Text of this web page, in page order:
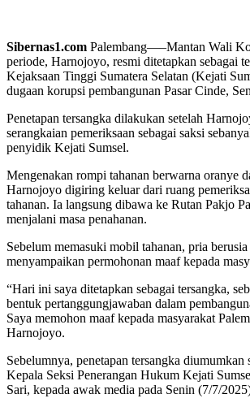
Sibernas1.com Palembang—–Mantan Wali
periode, Harnojoyo, resmi ditetapkan sebagai
Kejaksaan Tinggi Sumatera Selatan (Kejati
dugaan korupsi pembangunan Pasar Cinde,
Penetapan tersangka dilakukan setelah
serangkaian pemeriksaan sebagai saksi
penyidik Kejati Sumsel.
Mengenakan rompi tahanan berwarna oranye
Harnojoyo digiring keluar dari ruang
tahanan. Ia langsung dibawa ke Rutan Pakjo
menjalani masa penahanan.
Sebelum memasuki mobil tahanan, pria
menyampaikan permohonan maaf kepada
“Hari ini saya ditetapkan sebagai tersangka,
bentuk pertanggungjawaban dalam
Saya memohon maaf kepada masyarakat
Harnojoyo.
Sebelumnya, penetapan tersangka diumumkan
Kepala Seksi Penerangan Hukum Kejati
Sari, kepada awak media pada Senin (7/7/